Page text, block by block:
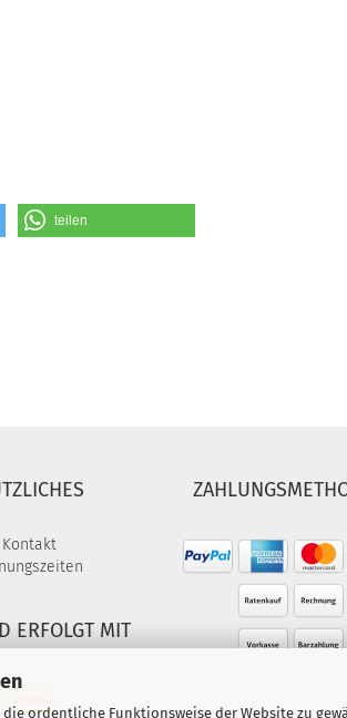
ordentliche Funktionsweise der Website zu
teilen
Kontakt
ERFOLGT MIT